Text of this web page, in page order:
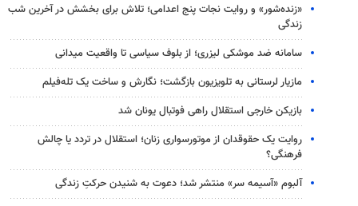
«زنده‌شور» و روایت نجات پنج اعدامی؛ تلاش برای بخشش در آخرین شب
زندگی
سامانه ضد موشکی لیزری؛ از بلوف سیاسی تا واقعیت میدانی
مازیار لرستانی به تلویزیون بازگشت؛ نگارش و ساخت یک تله‌فیلم
بازیکن خارجی استقلال راهی فوتبال یونان شد
روایت یک حقوقدان از موتورسواری زنان؛ استقلال در تردد یا چالش
فرهنگی؟
آلبوم «آسیمه سر» منتشر شد؛ دعوت به شنیدن حرکتِ زندگی